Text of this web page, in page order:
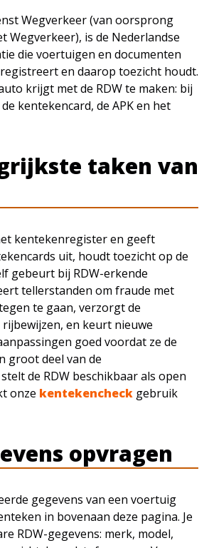
Wegverkeer (van oorsprong
Wegverkeer), is de Nederlandse
die voertuigen en documenten
en daarop toezicht houdt.
krijgt met de RDW te maken: bij
kentekencard, de APK en het
taken van
kentekenregister en geeft
uit, houdt toezicht op de
gebeurt bij RDW-erkende
tellerstanden om fraude met
te gaan, verzorgt de
en keurt nieuwe
goed voordat ze de
groot deel van de
de RDW beschikbaar als open
onze kentekencheck gebruik
opvragen
gegevens van een voertuig
in bovenaan deze pagina. Je
RDW-gegevens: merk, model,